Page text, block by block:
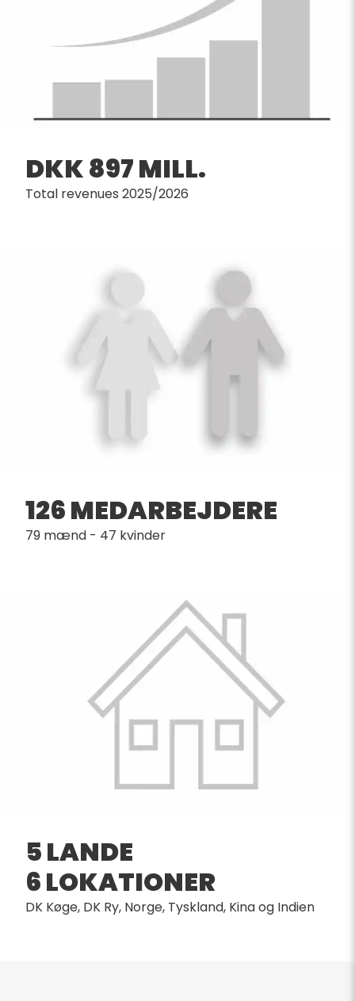
DKK 897 MILL.
Total revenues 2025/2026
126 MEDARBEJDERE
79 mænd - 47 kvinder
5 LANDE
6 LOKATIONER
DK Køge, DK Ry, Norge, Tyskland, Kina og Indien